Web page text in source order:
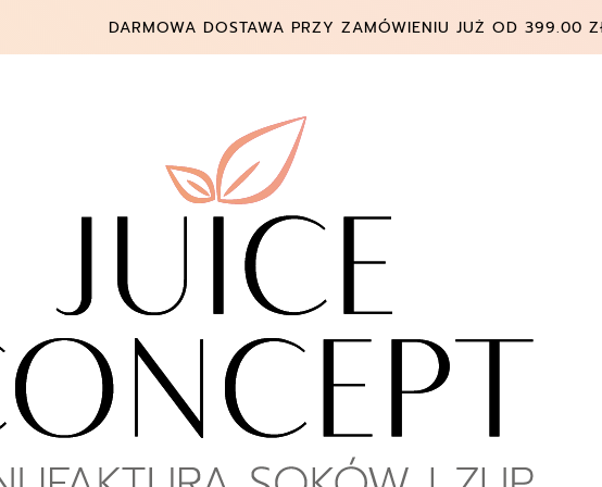
DARMOWA DOSTAWA PRZY ZAMÓWIENIU JUŻ OD 399.00